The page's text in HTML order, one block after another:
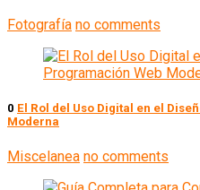
Fotografía no comments
0 El Rol del Uso Digital en el
Moderna
Miscelanea no comments